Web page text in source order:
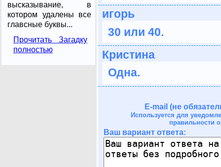
высказывание, в
котором удалены все
главсные буквы...
Прочитать Загадку
полностью
игорь
30 или 40.
Кристина
Одна.
E-mail (не
Используется для
правильности
Ваш вариант ответа: